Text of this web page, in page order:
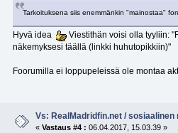
Tarkoituksena siis enemmänkin "mainostaa"
Hyvä idea
Viestithän voisi olla tyyliin:
näkemyksesi täällä (linkki huhutopikkiin)"
Foorumilla ei loppupeleissä ole montaa
Vs: RealMadridfin.net / sosiaalinen
«Vastaus #4 : 06.04.2017, 15.03.39 »